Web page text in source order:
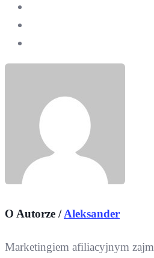
O Autorze /Aleksander
Marketingiem afiliacyjnym